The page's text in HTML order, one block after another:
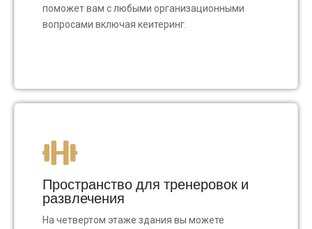
поможет вам с любыми организационными
вопросами включая кеитеринг.
Пространство для тренеровок и
развлечения
На четвертом этаже здания вы можете